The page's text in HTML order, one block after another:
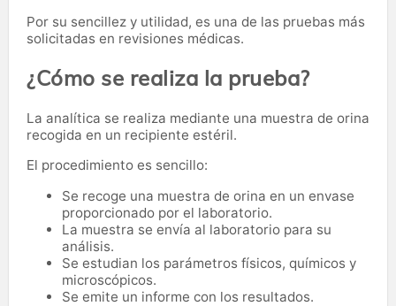
Por su sencillez y utilidad, es una de las pruebas más
solicitadas en revisiones médicas.
¿Cómo se realiza la prueba?
La analítica se realiza mediante una muestra de orina
recogida en un recipiente estéril.
El procedimiento es sencillo:
Se recoge una muestra de orina en un envase
proporcionado por el laboratorio.
La muestra se envía al laboratorio para su
análisis.
Se estudian los parámetros físicos, químicos y
microscópicos.
Se emite un informe con los resultados.